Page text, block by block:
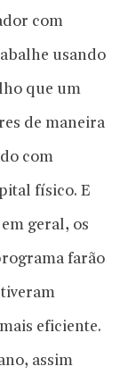
com
usando
que um
de maneira
com
físico. E
geral, os
farão
eficiente.
assim